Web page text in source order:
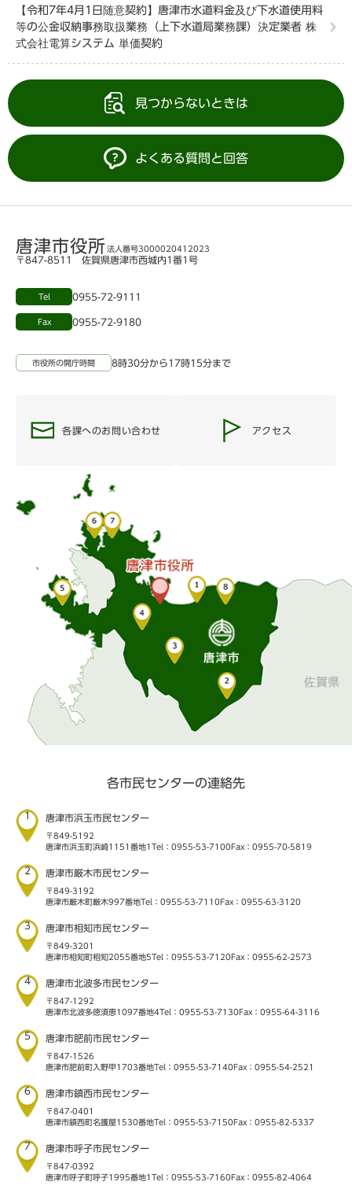
【令和7年4月1日随意契約】唐津市水道料金及び下水道使用料
等の公金収納事務取扱業務（上下水道局業務課）決定業者 株
式会社電算システム 単価契約
見つからないときは
よくある質問と回答
唐津市役所 法人番号3000020412023
〒847-8511 佐賀県唐津市西城内1番1号
Tel 0955-72-9111
Fax 0955-72-9180
市役所の開庁時間 8時30分から17時15分まで
各課へのお問い合わせ アクセス
各市民センターの連絡先
1 唐津市浜玉市民センター
〒849-5192
唐津市浜玉町浜崎1151番地1 Tel：0955-53-7100 Fax：0955-70-5819
2 唐津市厳木市民センター
〒849-3192
唐津市厳木町厳木997番地Tel：0955-53-7110 Fax：0955-63-3120
3 唐津市相知市民センター
〒849-3201
唐津市相知町相知2055番地5Tel：0955-53-7120 Fax：0955-62-2573
4 唐津市北波多市民センター
〒847-1292
唐津市北波多徳須恵1097番地4Tel：0955-53-7130 Fax：0955-64-3116
5 唐津市肥前市民センター
〒847-1526
唐津市肥前町入野甲1703番地Tel：0955-53-7140 Fax：0955-54-2521
6 唐津市鎮西市民センター
〒847-0401
唐津市鎮西町名護屋1530番地Tel：0955-53-7150 Fax：0955-82-5337
7 唐津市呼子市民センター
〒847-0392
唐津市呼子町呼子1995番地1 Tel：0955-53-7160 Fax：0955-82-4064